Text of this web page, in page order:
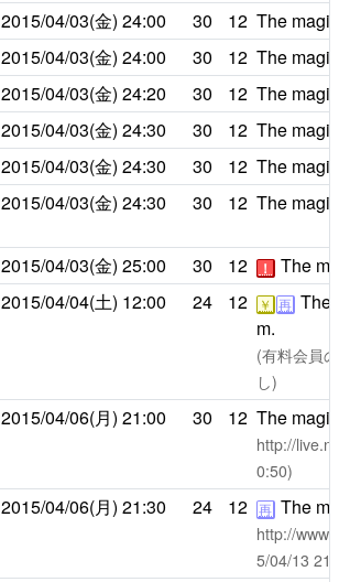
2015/04/03(金) 24:00 30 12 The
2015/04/03(金) 24:00 30 12 The
2015/04/03(金) 24:20 30 12 The
2015/04/03(金) 24:30 30 12 The
2015/04/03(金) 24:30 30 12 The
2015/04/03(金) 24:30 30 12 The
2015/04/03(金) 25:00 30 12 ！
The
2015/04/04(土) 12:00 24 12 ￥ 再 The
m.
(有料会員
し)
2015/04/06(月) 21:00 30 12 The
http://
0:50)
2015/04/06(月) 21:30 24 12 再 The
http://
5/04/13